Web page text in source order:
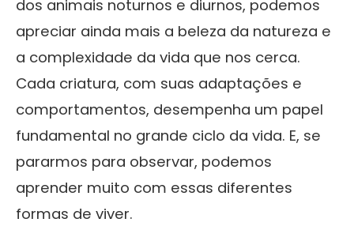
dos animais noturnos e diurnos, podemos
apreciar ainda mais a beleza da natureza e
a complexidade da vida que nos cerca.
Cada criatura, com suas adaptações e
comportamentos, desempenha um papel
fundamental no grande ciclo da vida. E, se
pararmos para observar, podemos
aprender muito com essas diferentes
formas de viver.